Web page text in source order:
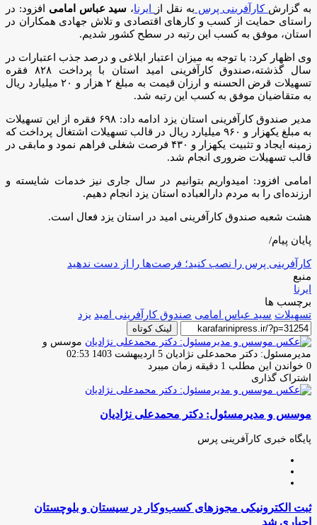
به گزارش کارآفرینی پرس به نقل از ایرنا، سید عباس امامی افزود: در
راستای حمایت از کسب و کارهای اقتصادی و تلاش جهادی همکاران در
استان، موفق به کسب این رتبه در سطح کشور شدیم.
وی اظهار کرد: با توجه به میزان اعتبار ابلاغی و درصد جذب اعتبارات در
سال گذشته،صندوق کارآفرینی امید استان با پرداخت ۸۲۸ فقره
تسهیلات قرض الحسنه و ارزان قیمت به مبلغ ۲ هزار و ۲۰ میلیارد ریال
به متقاضیان موفق به کسب این رتبه شد.
مدیر صندوق کارآفرینی استان یزد ادامه داد: ۶۹۸ فقره از این تسهیلات
به مبلغ یکهزار و ۹۶۰ میلیارد ریال در قالب تسهیلات اشتغال پرداخت که
زمینه ایجاد و تثبیت یکهزار و ۴۳۰ فرصت شغلی فراهم نمود و مابقی در
قالب تسهیلات ضروری انجام شد.
امامی افزود: امیدواریم بتوانیم در سال جاری نیز خدمات شایسته و
ارزنده‌ای را به مردم دارالعباده استان یزد انجام دهیم.
هشت شعبه صندوق کارآفرینی امید در استان یزد فعال است.
پایان پیام/
کارآفرینی پرس را نصب کنید؛ فرصت‌ها را از دست ندهید
منبع
ایرنا
برچسب ها
تسهیلات سید عباس امامی صندوق کارآفرینی امید یزد
لینک کوتاه
موسس و
مدیرمسئول: دکتر محمدعلی نژادیان ارسال
ایمیل
5 اردیبهشت 1403 02:53
0 خواندن این مطلب 1 دقیقه زمان میبرد
اشتراک گذاری
فیس
توئیتر
لینکدین
واتس
تلگرام
اشتراک
از
ایمیل
چاپ
موسس و مدیرمسئول: دکتر محمدعلی نژادیان
پایگاه خبری کارآفرینی پرس
ثبت
الکترونیکی
ثبت الکترونیکی مجوز‌های کسب‌وکار در سیستان و بلوچستان
اجباری شد